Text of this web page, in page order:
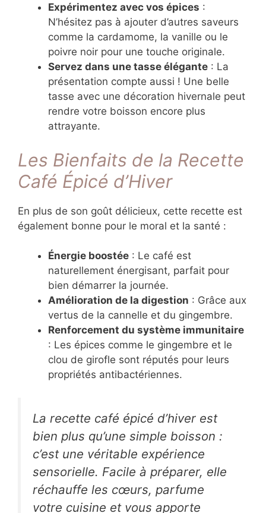
Expérimentez avec vos épices :
N’hésitez pas à ajouter d’autres saveurs
comme la cardamome, la vanille ou le
poivre noir pour une touche originale.
Servez dans une tasse élégante : La
présentation compte aussi ! Une belle
tasse avec une décoration hivernale peut
rendre votre boisson encore plus
attrayante.
Les Bienfaits de la Recette
Café Épicé d’Hiver
En plus de son goût délicieux, cette recette est
également bonne pour le moral et la santé :
Énergie boostée : Le café est
naturellement énergisant, parfait pour
bien démarrer la journée.
Amélioration de la digestion : Grâce aux
vertus de la cannelle et du gingembre.
Renforcement du système immunitaire
: Les épices comme le gingembre et le
clou de girofle sont réputés pour leurs
propriétés antibactériennes.
La recette café épicé d’hiver est
bien plus qu’une simple boisson :
c’est une véritable expérience
sensorielle. Facile à préparer, elle
réchauffe les cœurs, parfume
votre cuisine et vous apporte